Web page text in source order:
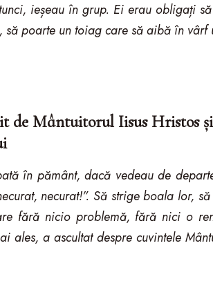
ieșeau în grup. Ei erau obligați
să poarte un toiag care să aibă în vârf
de Mântuitorul Iisus Hristos
în pământ, dacă vedeau de
necurat!”. Să strige boala lor,
fără nicio problemă, fără nici o
ales, a ascultat despre cuvintele